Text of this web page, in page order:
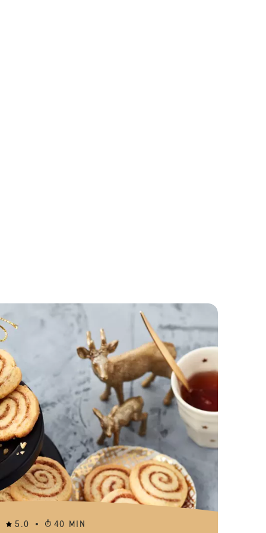
Vitalis prutići s marelicama
5.0 40 MIN